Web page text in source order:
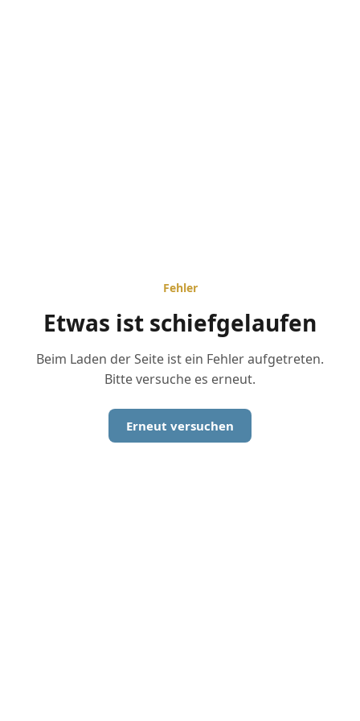
Fehler
Etwas ist schiefgelaufen
Beim Laden der Seite ist ein Fehler aufgetreten.
Bitte versuche es erneut.
Erneut versuchen